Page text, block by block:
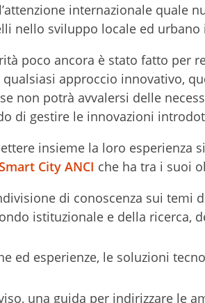
internazionale quale
nello sviluppo locale ed urbano
poco ancora è stato fatto per
approccio innovativo,
non potrà avvalersi delle
di gestire le innovazioni
insieme la loro esperienza
City ANCI che ha tra i suoi
di conoscenza sui temi
istituzionale e della ricerca,
ed esperienze, le soluzioni
una guida per indirizzare le